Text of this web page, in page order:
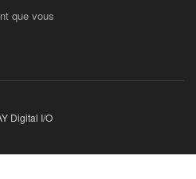
que vous
Digital I/O